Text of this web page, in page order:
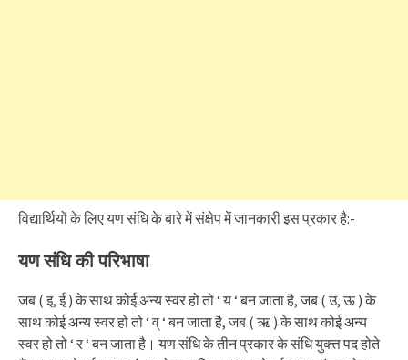
विद्यार्थियों के लिए यण संधि के बारे में संक्षेप में जानकारी इस प्रकार है:-
यण संधि की परिभाषा
जब ( इ, ई ) के साथ कोई अन्य स्वर हो तो ‘ य ‘ बन जाता है, जब ( उ, ऊ ) के
साथ कोई अन्य स्वर हो तो ‘ व् ‘ बन जाता है, जब ( ऋ ) के साथ कोई अन्य
स्वर हो तो ‘ र ‘ बन जाता है। यण संधि के तीन प्रकार के संधि युक्त्त पद होते